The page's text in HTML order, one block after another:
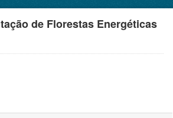
de Florestas Energéticas